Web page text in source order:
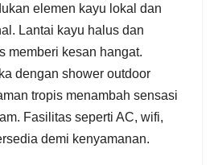
elemen kayu lokal dan
Lantai kayu halus dan
memberi kesan hangat.
dengan shower outdoor
tropis menambah sensasi
Fasilitas seperti AC, wifi,
demi kenyamanan.